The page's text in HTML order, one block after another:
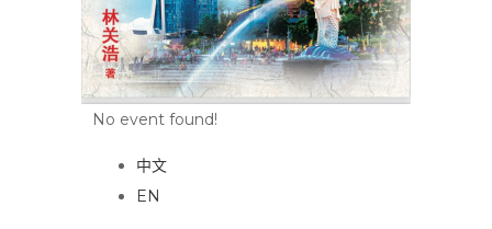
No event found!
中文
EN